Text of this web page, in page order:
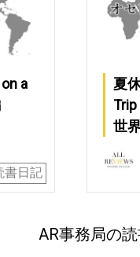
a
書日記
夏
世
AR事務局の